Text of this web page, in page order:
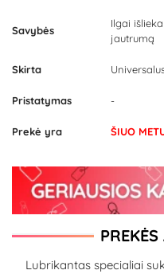
Savybės
Ilgai
jautrumą
Skirta
Pristatymas -
Prekė yra ŠIUO
Lubrikantas specialiai